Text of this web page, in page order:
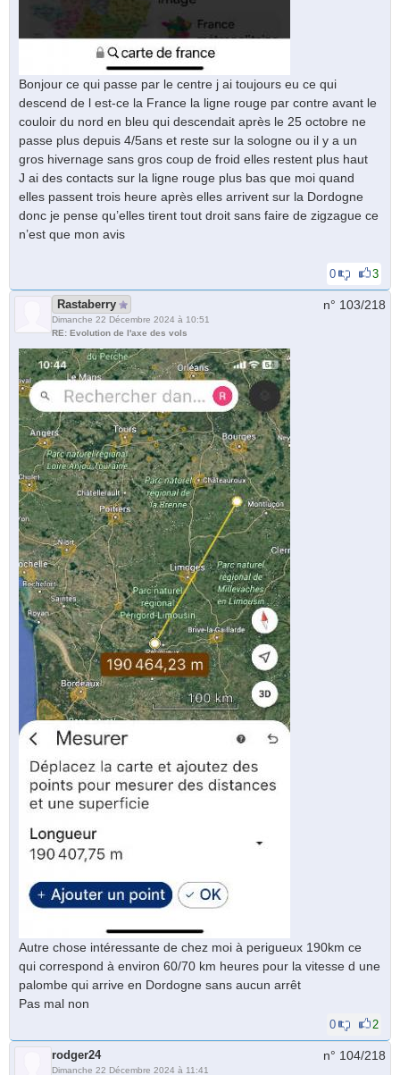
Bonjour ce qui passe par le centre j ai toujours eu ce qui
descend de l est-ce la France la ligne rouge par contre avant le
couloir du nord en bleu qui descendait après le 25 octobre ne
passe plus depuis 4/5ans et reste sur la sologne ou il y a un
gros hivernage sans gros coup de froid elles restent plus haut
J ai des contacts sur la ligne rouge plus bas que moi quand
elles passent trois heure après elles arrivent sur la Dordogne
donc je pense qu’elles tirent tout droit sans faire de zigzague ce
n’est que mon avis
0 3
Rastaberry
Dimanche 22 Décembre 2024 à 10:51
RE: Evolution de l'axe des vols
n° 103/218
Autre chose intéressante de chez moi à perigueux 190km ce
qui correspond à environ 60/70 km heures pour la vitesse d une
palombe qui arrive en Dordogne sans aucun arrêt
Pas mal non
0 2
rodger24
Dimanche 22 Décembre 2024 à 11:41
n° 104/218